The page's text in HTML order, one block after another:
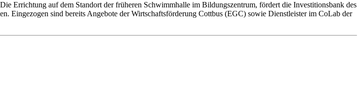
Errichtung auf dem Standort der früheren Schwimmhalle im Bildungszentrum, fördert die Investitionsbank des
Eingezogen sind bereits Angebote der Wirtschaftsförderung Cottbus (EGC) sowie Dienstleister im CoLab der